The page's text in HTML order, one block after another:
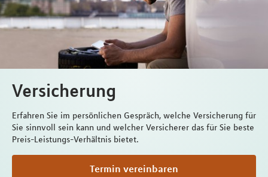
Versicherung
Erfahren Sie im persönlichen Gespräch, welche Versicherung für
Sie sinnvoll sein kann und welcher Versicherer das für Sie beste
Preis-Leistungs-Verhältnis bietet.
Termin vereinbaren